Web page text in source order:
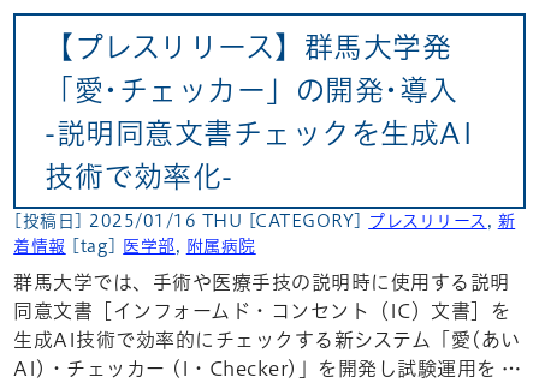
【プレスリリース】群馬大学発
「愛･チェッカー」の開発･導入
-説明同意文書チェックを生成AI
技術で効率化-
[投稿日] 2025/01/16 THU [CATEGORY] プレスリリース
新
着情報
[tag] 医学部 附属病院
群馬大学では、手術や医療手技の説明時に使用する説明
同意文書［インフォームド・コンセント（IC）文書］を
生成AI技術で効率的にチェックする新システム「愛(あい
AI)・チェッカー (I・Checker)」を開発し試験運用を …